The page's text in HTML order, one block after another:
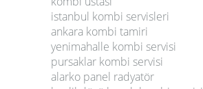
istanbul kombi servisleri
ankara kombi tamiri
yenimahalle kombi servisi
pursaklar kombi servisi
alarko panel radyatör